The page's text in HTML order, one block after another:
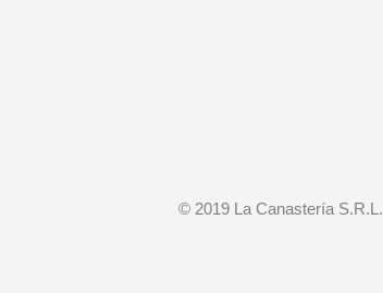
© 2019 La Canastería S.R.L.